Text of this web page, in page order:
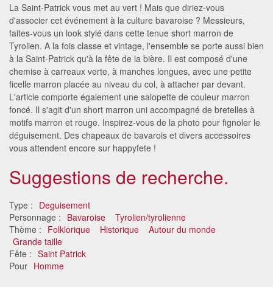
La Saint-Patrick vous met au vert ! Mais que diriez-vous
d'associer cet événement à la culture bavaroise ? Messieurs,
faites-vous un look stylé dans cette tenue short marron de
Tyrolien. A la fois classe et vintage, l'ensemble se porte aussi bien
à la Saint-Patrick qu'à la fête de la bière. Il est composé d'une
chemise à carreaux verte, à manches longues, avec une petite
ficelle marron placée au niveau du col, à attacher par devant.
L'article comporte également une salopette de couleur marron
foncé. Il s'agit d'un short marron uni accompagné de bretelles à
motifs marron et rouge. Inspirez-vous de la photo pour fignoler le
déguisement. Des chapeaux de bavarois et divers accessoires
vous attendent encore sur happyfete !
Suggestions de recherche.
Type : Deguisement
Personnage : Bavaroise
Tyrolien/tyrolienne
Thème : Folklorique Historique
Autour du monde
Grande taille
Fête : Saint Patrick
Pour Homme